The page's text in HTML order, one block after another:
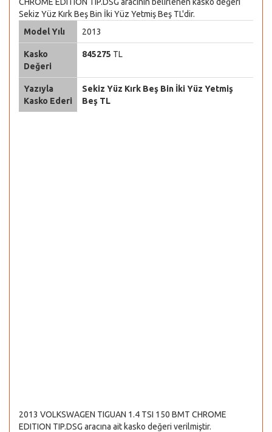
Sekiz Yüz Kırk Beş Bin İki Yüz Yetmiş Beş TL'dir.
Model Yılı
2013
Kasko
Değeri
845275 TL
Yazıyla
Kasko Ederi
Sekiz Yüz Kırk Beş Bin İki Yüz Yetmiş
Beş TL
2013 VOLKSWAGEN TIGUAN 1.4 TSI 150 BMT CHROME
EDITION TIP.DSG aracına ait kasko değeri verilmiştir.